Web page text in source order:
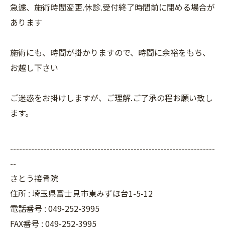
急遽、施術時間変更.休診.受付終了時間前に閉める場合が
あります
施術にも、時間が掛かりますので、時間に余裕をもち、
お越し下さい
ご迷惑をお掛けしますが、ご理解.ご了承の程お願い致し
ます。
--------------------------------------------------------------------
--
さとう接骨院
住所 : 埼玉県富士見市東みずほ台1-5-12
電話番号 : 049-252-3995
FAX番号 : 049-252-3995